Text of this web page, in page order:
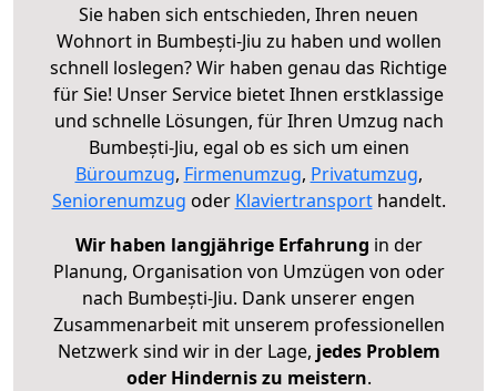
Sie haben sich entschieden, Ihren neuen
Wohnort in Bumbești-Jiu zu haben und wollen
schnell loslegen? Wir haben genau das Richtige
für Sie! Unser Service bietet Ihnen erstklassige
und schnelle Lösungen, für Ihren Umzug nach
Bumbești-Jiu, egal ob es sich um einen
Büroumzug, Firmenumzug, Privatumzug,
Seniorenumzug oder Klaviertransporthandelt.
Wir haben langjährige Erfahrung in der
Planung, Organisation von Umzügen von oder
nach Bumbești-Jiu. Dank unserer engen
Zusammenarbeit mit unserem professionellen
Netzwerk sind wir in der Lage, jedes Problem
oder Hindernis zu meistern.